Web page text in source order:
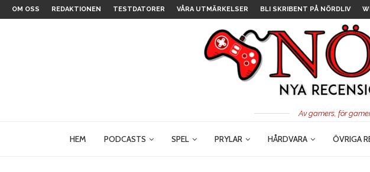
OM OSS REDAKTIONEN TESTDATORER VÅRA UTMÄRKELSER BLI SKRIBENT PÅ NÖRDLIV
Av gamers, för
HEM PODCASTS SPEL PRYLAR HÅRDVARA ÖVRIGA